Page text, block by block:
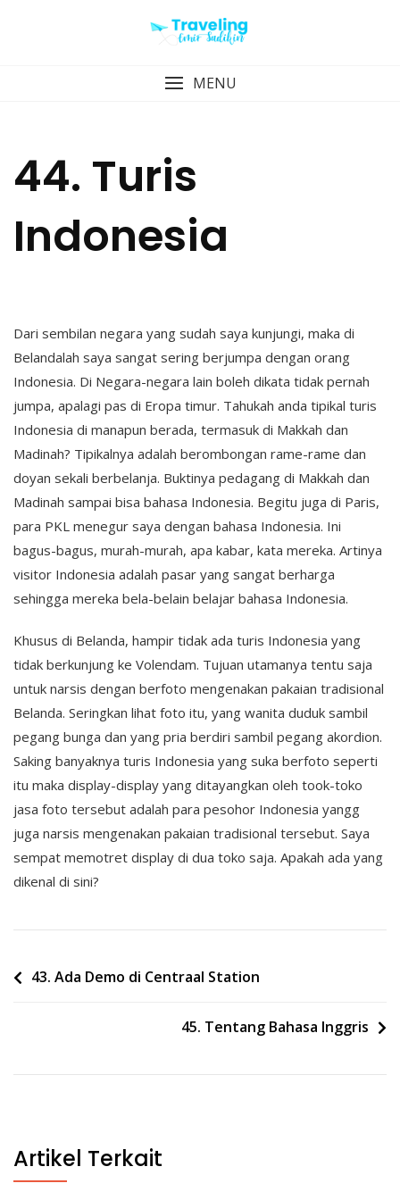
MENU
44. Turis
Indonesia
Dari sembilan negara yang sudah saya kunjungi, maka di
Belandalah saya sangat sering berjumpa dengan orang
Indonesia. Di Negara-negara lain boleh dikata tidak pernah
jumpa, apalagi pas di Eropa timur. Tahukah anda tipikal turis
Indonesia di manapun berada, termasuk di Makkah dan
Madinah? Tipikalnya adalah berombongan rame-rame dan
doyan sekali berbelanja. Buktinya pedagang di Makkah dan
Madinah sampai bisa bahasa Indonesia. Begitu juga di Paris,
para PKL menegur saya dengan bahasa Indonesia. Ini
bagus-bagus, murah-murah, apa kabar, kata mereka. Artinya
visitor Indonesia adalah pasar yang sangat berharga
sehingga mereka bela-belain belajar bahasa Indonesia.
Khusus di Belanda, hampir tidak ada turis Indonesia yang
tidak berkunjung ke Volendam. Tujuan utamanya tentu saja
untuk narsis dengan berfoto mengenakan pakaian tradisional
Belanda. Seringkan lihat foto itu, yang wanita duduk sambil
pegang bunga dan yang pria berdiri sambil pegang akordion.
Saking banyaknya turis Indonesia yang suka berfoto seperti
itu maka display-display yang ditayangkan oleh took-toko
jasa foto tersebut adalah para pesohor Indonesia yangg
juga narsis mengenakan pakaian tradisional tersebut. Saya
sempat memotret display di dua toko saja. Apakah ada yang
dikenal di sini?
Post
43. Ada Demo di Centraal Station
45. Tentang Bahasa Inggris
Artikel Terkait